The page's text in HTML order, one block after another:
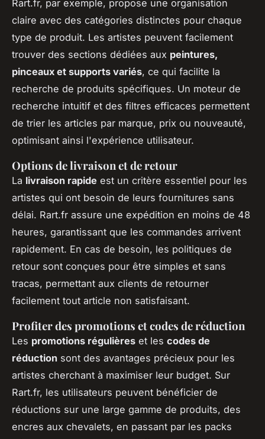
Rart.fr, par exemple, propose une organisation
claire avec des catégories distinctes pour chaque
type de produit. Les artistes peuvent facilement
trouver des sections dédiées aux peintures,
pinceaux et supports variés, ce qui facilite la
recherche de produits spécifiques. Un moteur de
recherche intuitif et des filtres efficaces permettent
de trier les articles par marque, prix ou nouveauté,
optimisant ainsi l'expérience utilisateur.
Options de livraison et de retour
La livraison rapide est un critère essentiel pour les
artistes qui ont besoin de leurs fournitures sans
délai. Rart.fr assure une expédition en moins de 48
heures, garantissant que les commandes arrivent
rapidement. En cas de besoin, les politiques de
retour sont conçues pour être simples et sans
tracas, permettant aux clients de retourner
facilement tout article non satisfaisant.
Profiter des promotions et codes de réduction
Les promotions régulières et les codes de
réduction sont des avantages précieux pour les
artistes cherchant à maximiser leur budget. Sur
Rart.fr, les utilisateurs peuvent bénéficier de
réductions sur une large gamme de produits, des
encres aux chevalets, en passant par les packs